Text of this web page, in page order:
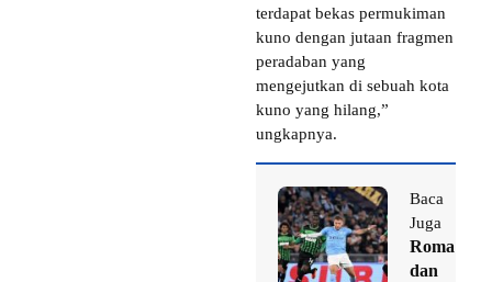
terdapat bekas permukiman
kuno dengan jutaan fragmen
peradaban yang
mengejutkan di sebuah kota
kuno yang hilang,”
ungkapnya.
Baca
Juga
Roma
dan